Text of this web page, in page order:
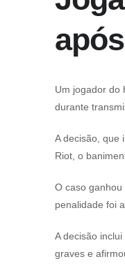
Um jogador do
durante
A decisão, que
Riot, o
O caso ganhou
penalidade foi
A decisão inclui
graves e